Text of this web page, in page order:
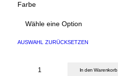
Farbe
auswahl zurücksetzen
In den Warenkorb